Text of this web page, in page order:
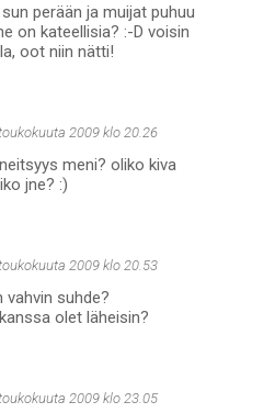
perään ja muijat puhuu
on kateellisia? :-D voisin
oot niin nätti!
2009 klo 20.26
meni? oliko kiva
jne? :)
2009 klo 20.53
vahvin suhde?
olet läheisin?
2009 klo 23.05